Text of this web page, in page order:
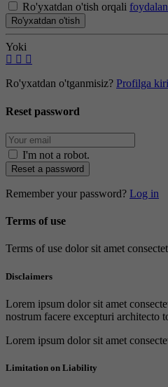
Ro'yxatdan o'tish orqali
Ro'yxatdan o'tish
Yoki
Ro'yxatdan o'tganmisiz? Profilga
Reset password
I'm not a robot.
Reset a password
Remember your password? Log in
Terms of use
Terms of use dolor sit amet
Disclaimers
Lorem ipsum dolor sit amet
nostrum facere excepturi architecto
Lorem ipsum dolor sit amet
Limitation on Liability